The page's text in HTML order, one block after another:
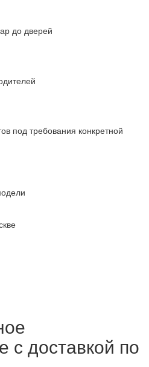
до дверей
под требования конкретной
с доставкой по